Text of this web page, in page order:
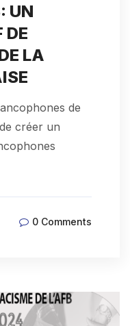
UN
DE
LA
de
créer un
0 Comments